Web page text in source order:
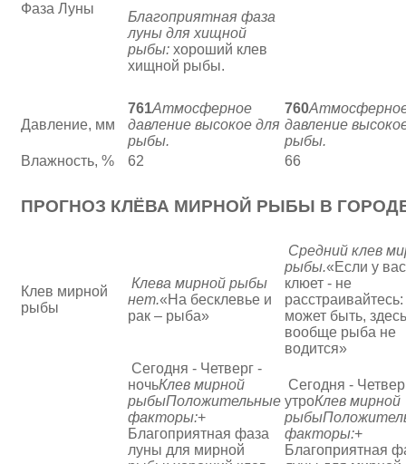
Фаза Луны
Благоприятная фаза
луны для хищной
рыбы: хороший клев
хищной рыбы.
Давление, мм
761Атмосферное
давление высокое для
рыбы.
760
давление
рыбы.
Влажность, %
62 66
ПРОГНОЗ КЛЁВА МИРНОЙ РЫБЫ В
Клев мирной
рыбы
Клева мирной рыбы
нет.«На бесклевье и
рак – рыба»
Средний клев
рыбы.«Если у
клюет - не
расстраивайтесь:
может быть, здесь
вообще рыба не
водится»
Сегодня - Четверг -
ночьКлев мирной
рыбыПоложительные
факторы:+
Благоприятная фаза
луны для мирной
Сегодня -
утроКлев мирной
рыбы
факторы:+
Благоприятная